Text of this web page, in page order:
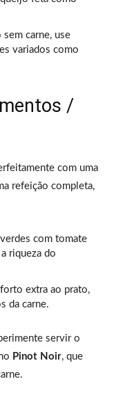
sem carne, use
variados como
/
com uma
refeição completa,
com tomate
riqueza do
extra ao prato,
da carne.
servir o
Pinot Noir, que